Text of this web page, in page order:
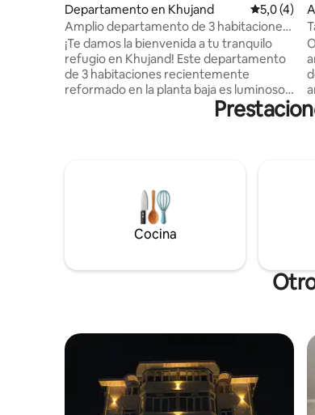
Departamento en Khujand
5,0 (4)
Amplio departamento de 3 habitaciones
en Khujand
¡Te damos la bienvenida a tu tranquilo
refugio en Khujand! Este departamento
de 3 habitaciones recientemente
reformado en la planta baja es luminoso,
espacioso y diseñado para la comodidad.
Ubicado en una zona tranquila y verde a
equipada, un baño completo, un inodoro
separado, estacionamiento gratuito en el
lugar, wifi de alta velocidad y aire
acondicionado. Ideal para familias o
comodidad en el corazón de Khujand.
Cocina